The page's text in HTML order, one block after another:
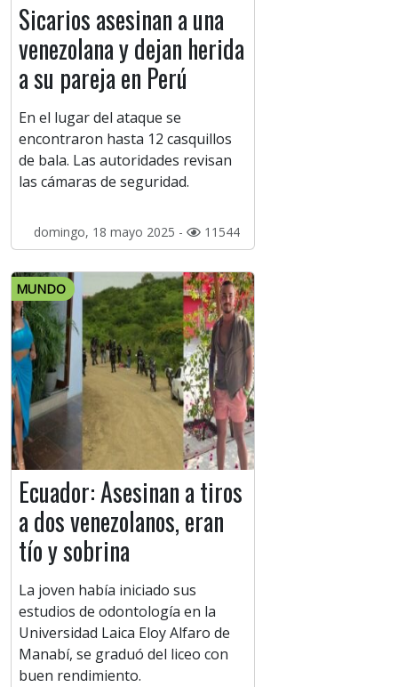
Sicarios asesinan a una
venezolana y dejan herida
a su pareja en Perú
En el lugar del ataque se
encontraron hasta 12 casquillos
de bala. Las autoridades revisan
las cámaras de seguridad.
domingo, 18 mayo 2025 - 11544
MUNDO
Ecuador: Asesinan a tiros
a dos venezolanos, eran
tío y sobrina
La joven había iniciado sus
estudios de odontología en la
Universidad Laica Eloy Alfaro de
Manabí, se graduó del liceo con
buen rendimiento.